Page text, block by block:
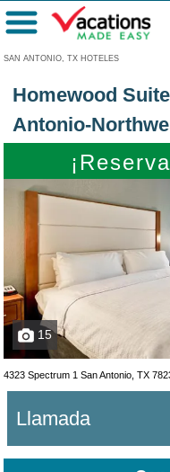
SAN ANTONIO, TX HOTELES
Menú
Homewood
Antonio-
15
4323 Spectrum 1 San Antonio, TX
Llamada